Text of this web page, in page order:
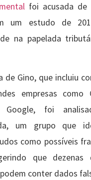
foi acusada de
um estudo de
na papelada
de Gino, que incluiu
empresas como
Google, foi
um grupo que
como possíveis
que dezenas
conter dados